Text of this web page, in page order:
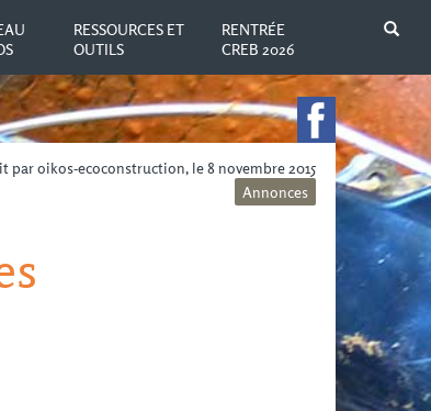
RESSOURCES ET
OUTILS
RENTRÉE
CREB 2026
par oikos-ecoconstruction, le 8 novembre 2015
Annonces